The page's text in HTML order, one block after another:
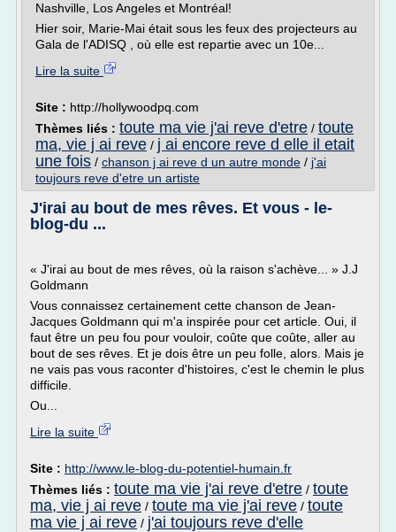
Nashville, Los Angeles et Montréal!
Hier soir, Marie-Mai était sous les feux des projecteurs au
Gala de l'ADISQ , où elle est repartie avec un 10e...
Lire la suite
Site : http://hollywoodpq.com
Thèmes liés : toute ma vie j'ai reve d'etre / toute
ma, vie j ai reve / j ai encore reve d elle il etait
une fois / chanson j ai reve d un autre monde / j'ai
toujours reve d'etre un artiste
J'irai au bout de mes rêves. Et vous - le-
blog-du ...
« J'irai au bout de mes rêves, où la raison s'achève... » J.J
Goldmann
Vous connaissez certainement cette chanson de Jean-
Jacques Goldmann qui m'a inspirée pour cet article. Oui, il
faut être un peu fou pour vouloir, coûte que coûte, aller au
bout de ses rêves. Et je dois être un peu folle, alors. Mais je
ne vais pas vous raconter d'histoires, c'est le chemin le plus
difficile.
Ou...
Lire la suite
Site : http://www.le-blog-du-potentiel-humain.fr
Thèmes liés : toute ma vie j'ai reve d'etre / toute
ma, vie j ai reve / toute ma vie j'ai reve / toute
ma vie j ai reve / j'ai toujours reve d'elle